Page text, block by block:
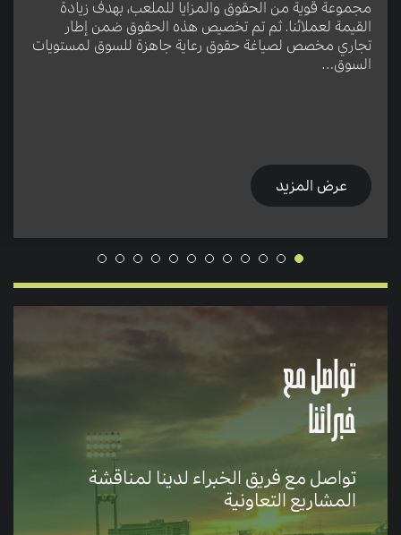
مجموعة قوية من الحقوق والمزايا للملعب، بهدف زيادة
القيمة لعملائنا. ثم تم تخصيص هذه الحقوق ضمن إطار
تجاري مخصص لصياغة حقوق رعاية جاهزة للسوق لمستويات
السوق…
عرض المزيد
تواصل مع
خبرائنا
تواصل مع فريق الخبراء لدينا لمناقشة
المشاريع التعاونية